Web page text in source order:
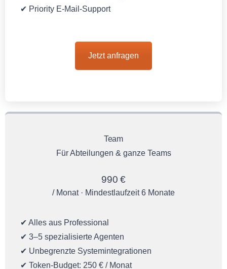
✔ Priority E-Mail-Support
Jetzt anfragen
Team
Für Abteilungen & ganze Teams
990 €
/ Monat · Mindestlaufzeit 6 Monate
✔ Alles aus Professional
✔ 3–5 spezialisierte Agenten
✔ Unbegrenzte Systemintegrationen
✔ Token-Budget: 250 € / Monat